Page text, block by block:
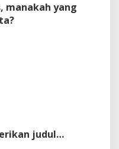
manakah yang
judul…